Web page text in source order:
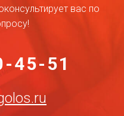
вас по
45-51